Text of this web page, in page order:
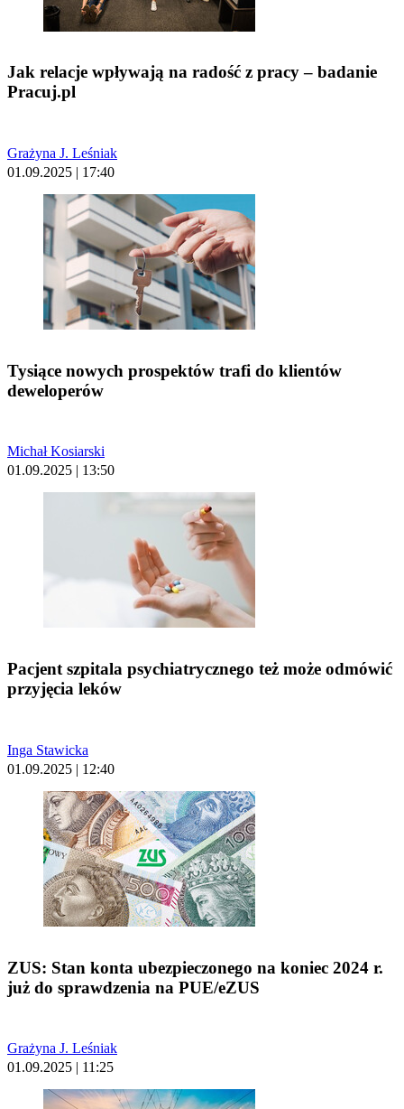
Jak relacje wpływają na radość z pracy – badanie
Pracuj.pl
Grażyna J. Leśniak
01.09.2025 | 17:40
Tysiące nowych prospektów trafi do klientów
deweloperów
Michał Kosiarski
01.09.2025 | 13:50
Pacjent szpitala psychiatrycznego też może odmówić
przyjęcia leków
Inga Stawicka
01.09.2025 | 12:40
ZUS: Stan konta ubezpieczonego na koniec 2024 r.
już do sprawdzenia na PUE/eZUS
Grażyna J. Leśniak
01.09.2025 | 11:25